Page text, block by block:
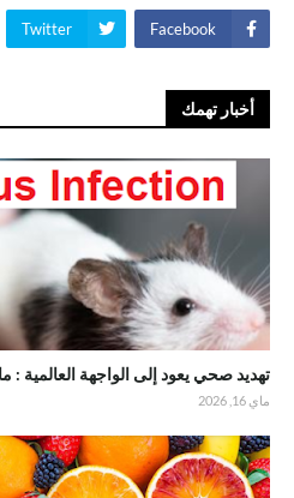
Facebook
Twitter
أخبار تهمك
تهديد صحي يعود إلى الواجهة العالمية :
ماي 16, 2026